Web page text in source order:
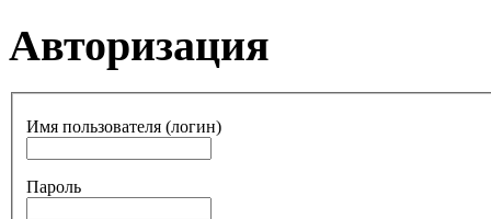
Авторизация
Имя пользователя (логин)
Пароль